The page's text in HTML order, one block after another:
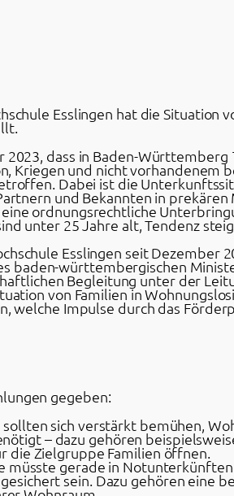
Esslingen hat die
dass in Baden-
Kriegen und nicht vorhandenem
Dabei ist die
und Bekannten in
ordnungsrechtliche
unter 25 Jahre alt, Tendenz
Esslingen seit Dezember
baden-württembergischen
Begleitung unter der
von Familien in
welche Impulse durch das
gegeben:
sich verstärkt bemühen,
– dazu gehören
die Zielgruppe Familien öffnen.
müsste gerade in
sein. Dazu gehören eine